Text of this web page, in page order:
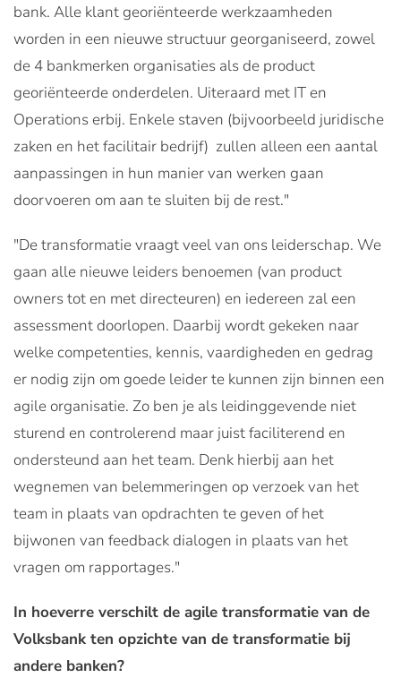
bank. Alle klant georiënteerde werkzaamheden
worden in een nieuwe structuur georganiseerd, zowel
de 4 bankmerken organisaties als de product
georiënteerde onderdelen. Uiteraard met IT en
Operations erbij. Enkele staven (bijvoorbeeld juridische
zaken en het facilitair bedrijf) zullen alleen een aantal
aanpassingen in hun manier van werken gaan
doorvoeren om aan te sluiten bij de rest."
"De transformatie vraagt veel van ons leiderschap. We
gaan alle nieuwe leiders benoemen (van product
owners tot en met directeuren) en iedereen zal een
assessment doorlopen. Daarbij wordt gekeken naar
welke competenties, kennis, vaardigheden en gedrag
er nodig zijn om goede leider te kunnen zijn binnen een
agile organisatie. Zo ben je als leidinggevende niet
sturend en controlerend maar juist faciliterend en
ondersteund aan het team. Denk hierbij aan het
wegnemen van belemmeringen op verzoek van het
team in plaats van opdrachten te geven of het
bijwonen van feedback dialogen in plaats van het
vragen om rapportages."
In hoeverre verschilt de agile transformatie van de
Volksbank ten opzichte van de transformatie bij
andere banken?